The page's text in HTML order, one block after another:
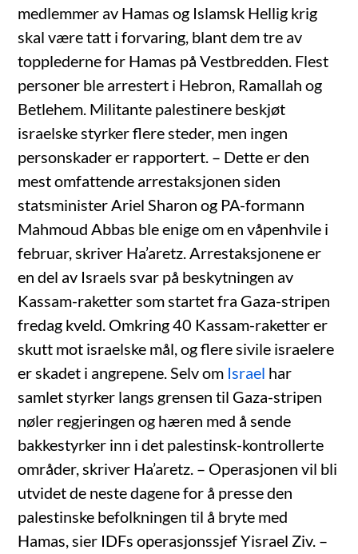
medlemmer av Hamas og Islamsk Hellig krig
skal være tatt i forvaring, blant dem tre av
topplederne for Hamas på Vestbredden. Flest
personer ble arrestert i Hebron, Ramallah og
Betlehem. Militante palestinere beskjøt
israelske styrker flere steder, men ingen
personskader er rapportert. – Dette er den
mest omfattende arrestaksjonen siden
statsminister Ariel Sharon og PA-formann
Mahmoud Abbas ble enige om en våpenhvile i
februar, skriver Ha’aretz. Arrestaksjonene er
en del av Israels svar på beskytningen av
Kassam-raketter som startet fra Gaza-stripen
fredag kveld. Omkring 40 Kassam-raketter er
skutt mot israelske mål, og flere sivile israelere
er skadet i angrepene. Selv om Israel har
samlet styrker langs grensen til Gaza-stripen
nøler regjeringen og hæren med å sende
bakkestyrker inn i det palestinsk-kontrollerte
områder, skriver Ha’aretz. – Operasjonen vil bli
utvidet de neste dagene for å presse den
palestinske befolkningen til å bryte med
Hamas, sier IDFs operasjonssjef Yisrael Ziv. –